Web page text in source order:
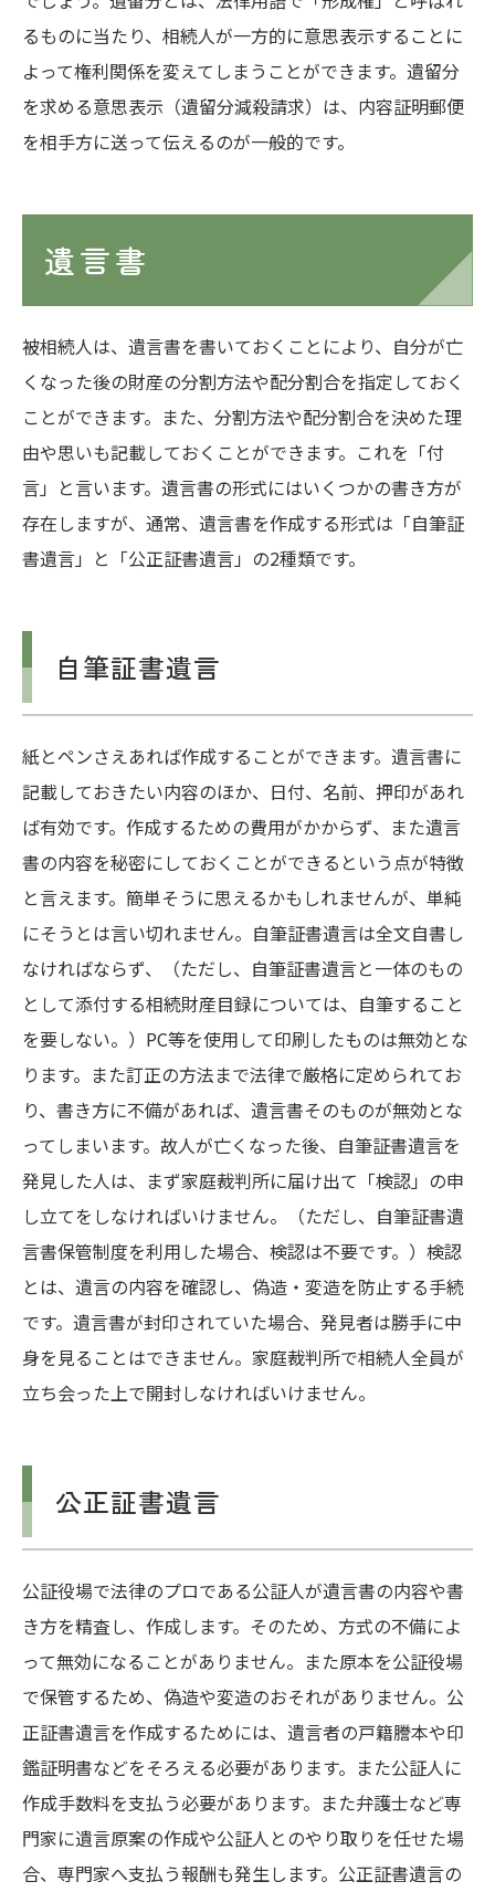
るものに当たり、相続人が一方的に意思表示することに
よって権利関係を変えてしまうことができます。遺留分
を求める意思表示（遺留分減殺請求）は、内容証明郵便
を相手方に送って伝えるのが一般的です。
遺言書
被相続人は、遺言書を書いておくことにより、自分が亡
くなった後の財産の分割方法や配分割合を指定しておく
ことができます。また、分割方法や配分割合を決めた理
由や思いも記載しておくことができます。これを「付
言」と言います。遺言書の形式にはいくつかの書き方が
存在しますが、通常、遺言書を作成する形式は「自筆証
書遺言」と「公正証書遺言」の2種類です。
自筆証書遺言
紙とペンさえあれば作成することができます。遺言書に
記載しておきたい内容のほか、日付、名前、押印があれ
ば有効です。作成するための費用がかからず、また遺言
書の内容を秘密にしておくことができるという点が特徴
と言えます。簡単そうに思えるかもしれませんが、単純
にそうとは言い切れません。自筆証書遺言は全文自書し
なければならず、
（ただし、自筆証書遺言と一体のもの
として添付する相続財産目録については、自筆すること
を要しない。） PC等を使用して印刷したものは無効とな
ります。また訂正の方法まで法律で厳格に定められてお
り、書き方に不備があれば、遺言書そのものが無効とな
ってしまいます。故人が亡くなった後、自筆証書遺言を
発見した人は、まず家庭裁判所に届け出て「検認」の申
し立てをしなければいけません。
（ただし、自筆証書遺
言書保管制度を利用した場合、検認は不要です。） 検認
とは、遺言の内容を確認し、偽造・変造を防止する手続
です。遺言書が封印されていた場合、発見者は勝手に中
身を見ることはできません。家庭裁判所で相続人全員が
立ち会った上で開封しなければいけません。
公正証書遺言
公証役場で法律のプロである公証人が遺言書の内容や書
き方を精査し、作成します。そのため、方式の不備によ
って無効になることがありません。また原本を公証役場
で保管するため、偽造や変造のおそれがありません。公
正証書遺言を作成するためには、遺言者の戸籍謄本や印
鑑証明書などをそろえる必要があります。また公証人に
作成手数料を支払う必要があります。また弁護士など専
門家に遺言原案の作成や公証人とのやり取りを任せた場
合、専門家へ支払う報酬も発生します。公正証書遺言の